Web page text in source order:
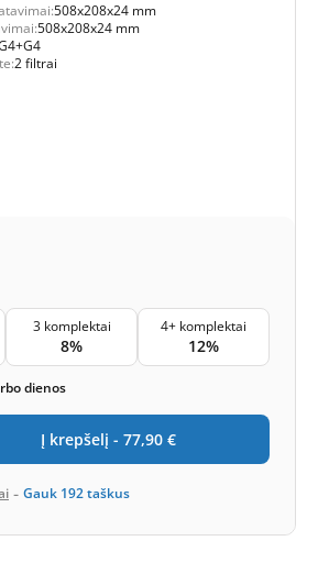
508x208x24 mm
508x208x24 mm
2 filtrai
3 komplektai
8%
4+ komplektai
12%
dienos
Į krepšelį - 77,90 €
- Gauk 192taškus